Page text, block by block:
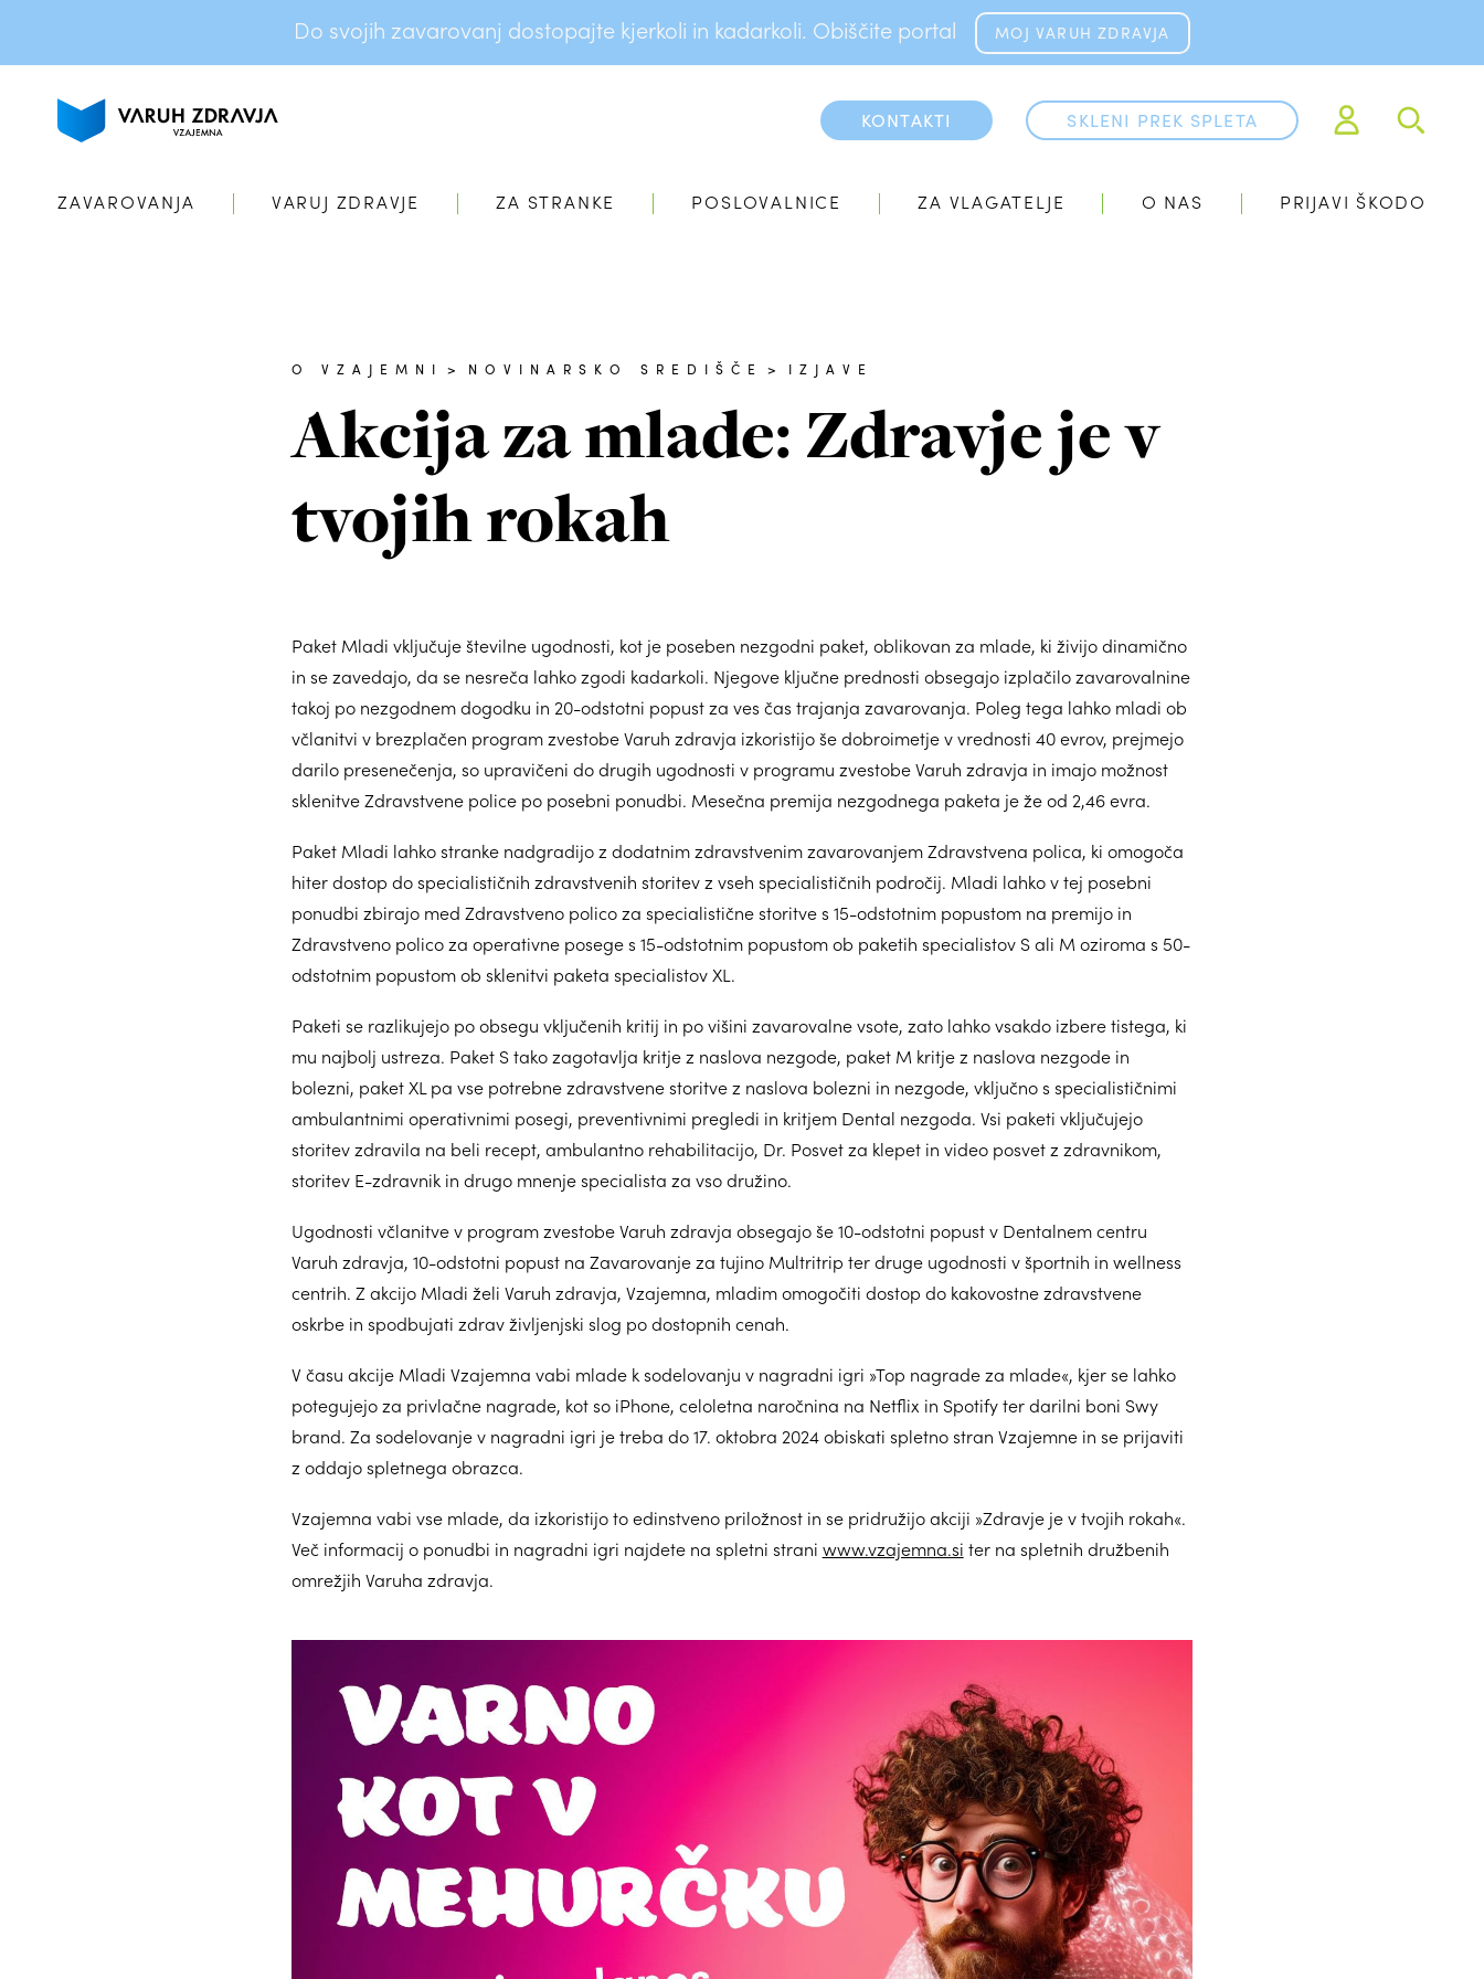
Do svojih zavarovanj dostopajte kjerkoli in kadarkoli. Obiščite portal MOJ VARUH ZDRAVJA
KONTAKTI SKLENI PREK SPLETA
ZAVAROVANJA VARUJ ZDRAVJE ZA STRANKE POSLOVALNICE ZA VLAGATELJE O NAS PRIJAVI ŠKODO
O VZAJEMNI > NOVINARSKO SREDIŠČE > IZJAVE
Akcija za mlade: Zdravje je v
tvojih rokah
Paket Mladi vključuje številne ugodnosti, kot je poseben nezgodni paket, oblikovan za mlade, ki živijo dinamično
in se zavedajo, da se nesreča lahko zgodi kadarkoli. Njegove ključne prednosti obsegajo izplačilo zavarovalnine
takoj po nezgodnem dogodku in 20-odstotni popust za ves čas trajanja zavarovanja. Poleg tega lahko mladi ob
včlanitvi v brezplačen program zvestobe Varuh zdravja izkoristijo še dobroimetje v vrednosti 40 evrov, prejmejo
darilo presenečenja, so upravičeni do drugih ugodnosti v programu zvestobe Varuh zdravja in imajo možnost
sklenitve Zdravstvene police po posebni ponudbi. Mesečna premija nezgodnega paketa je že od 2,46 evra.
Paket Mladi lahko stranke nadgradijo z dodatnim zdravstvenim zavarovanjem Zdravstvena polica, ki omogoča
hiter dostop do specialističnih zdravstvenih storitev z vseh specialističnih področij. Mladi lahko v tej posebni
ponudbi zbirajo med Zdravstveno polico za specialistične storitve s 15-odstotnim popustom na premijo in
Zdravstveno polico za operativne posege s 15-odstotnim popustom ob paketih specialistov S ali M oziroma s 50-
odstotnim popustom ob sklenitvi paketa specialistov XL.
Paketi se razlikujejo po obsegu vključenih kritij in po višini zavarovalne vsote, zato lahko vsakdo izbere tistega, ki
mu najbolj ustreza. Paket S tako zagotavlja kritje z naslova nezgode, paket M kritje z naslova nezgode in
bolezni, paket XL pa vse potrebne zdravstvene storitve z naslova bolezni in nezgode, vključno s specialističnimi
ambulantnimi operativnimi posegi, preventivnimi pregledi in kritjem Dental nezgoda. Vsi paketi vključujejo
storitev zdravila na beli recept, ambulantno rehabilitacijo, Dr. Posvet za klepet in video posvet z zdravnikom,
storitev E-zdravnik in drugo mnenje specialista za vso družino.
Ugodnosti včlanitve v program zvestobe Varuh zdravja obsegajo še 10-odstotni popust v Dentalnem centru
Varuh zdravja, 10-odstotni popust na Zavarovanje za tujino Multritrip ter druge ugodnosti v športnih in wellness
centrih. Z akcijo Mladi želi Varuh zdravja, Vzajemna, mladim omogočiti dostop do kakovostne zdravstvene
oskrbe in spodbujati zdrav življenjski slog po dostopnih cenah.
V času akcije Mladi Vzajemna vabi mlade k sodelovanju v nagradni igri »Top nagrade za mlade«, kjer se lahko
potegujejo za privlačne nagrade, kot so iPhone, celoletna naročnina na Netflix in Spotify ter darilni boni Swy
brand. Za sodelovanje v nagradni igri je treba do 17. oktobra 2024 obiskati spletno stran Vzajemne in se prijaviti
z oddajo spletnega obrazca.
Vzajemna vabi vse mlade, da izkoristijo to edinstveno priložnost in se pridružijo akciji »Zdravje je v tvojih rokah«.
Več informacij o ponudbi in nagradni igri najdete na spletni strani www.vzajemna.si ter na spletnih družbenih
omrežjih Varuha zdravja.